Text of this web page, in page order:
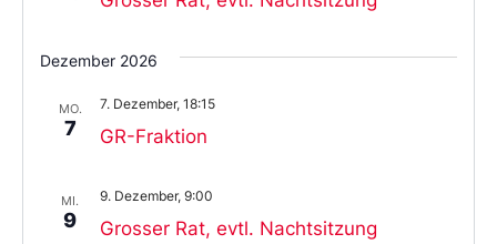
Dezember 2026
MO.
7 GR-Fraktion
7. Dezember, 18:15
MI.
9 Grosser Rat, evtl. Nachtsitzung
9. Dezember, 9:00